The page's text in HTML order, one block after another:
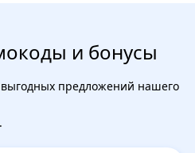
и бонусы
предложений нашего